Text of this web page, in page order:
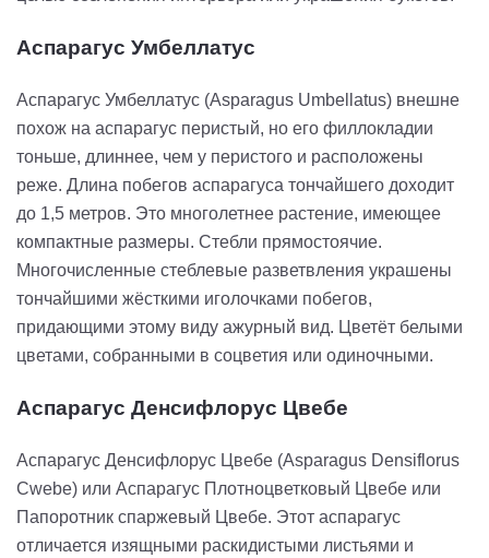
Аспарагус Умбеллатус
Аспарагус Умбеллатус (Asparagus Umbellatus) внешне
похож на аспарагус перистый, но его филлокладии
тоньше, длиннее, чем у перистого и расположены
реже. Длина побегов аспарагуса тончайшего доходит
до 1,5 метров. Это многолетнее растение, имеющее
компактные размеры. Стебли прямостоячие.
Многочисленные стеблевые разветвления украшены
тончайшими жёсткими иголочками побегов,
придающими этому виду ажурный вид. Цветёт белыми
цветами, собранными в соцветия или одиночными.
Аспарагус Денсифлорус Цвебе
Аспарагус Денсифлорус Цвебе (Asparagus Densiflorus
Cwebe) или Аспарагус Плотноцветковый Цвебе или
Папоротник спаржевый Цвебе. Этот аспарагус
отличается изящными раскидистыми листьями и